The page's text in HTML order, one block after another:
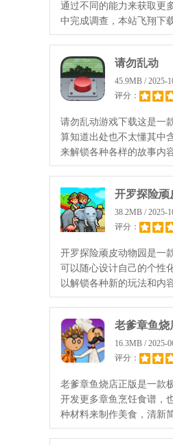
通过不同的能力来获取更
中完成调查，本站飞翔下
朝着不同的方向展开。
请勿乱动
45.9MB / 2025-
评分：
请勿乱动游戏下载这是一
算知道出处也不太懂其中
来解锁各种各样的故事内
局，感兴趣的小伙伴快去
开罗探险顽
38.2MB / 2025-
评分：
开罗探险顽皮动物园是一
可以随心设计自己的个性
以解锁各种新的玩法和内
动物园才能够招揽更多的
老爹章鱼烧
16.3MB / 2025-
评分：
老爹章鱼烧店正版是一款
开发更多章鱼烹饪食谱，
种材料来制作美食，清新
常好的游戏体验，大家可